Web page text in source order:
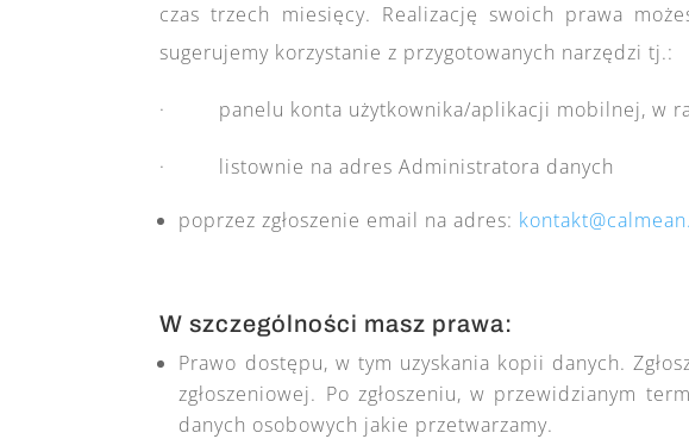
czas trzech miesięcy. Realizację swoich prawa
sugerujemy korzystanie z przygotowanych narzędzi tj.:
· panelu konta użytkownika/aplikacji mobilnej, w
· listownie na adres Administratora danych
poprzez zgłoszenie email na adres:
W szczególności masz prawa:
Prawo dostępu, w tym uzyskania kopii danych.
zgłoszeniowej. Po zgłoszeniu, w przewidzianym
danych osobowych jakie przetwarzamy.